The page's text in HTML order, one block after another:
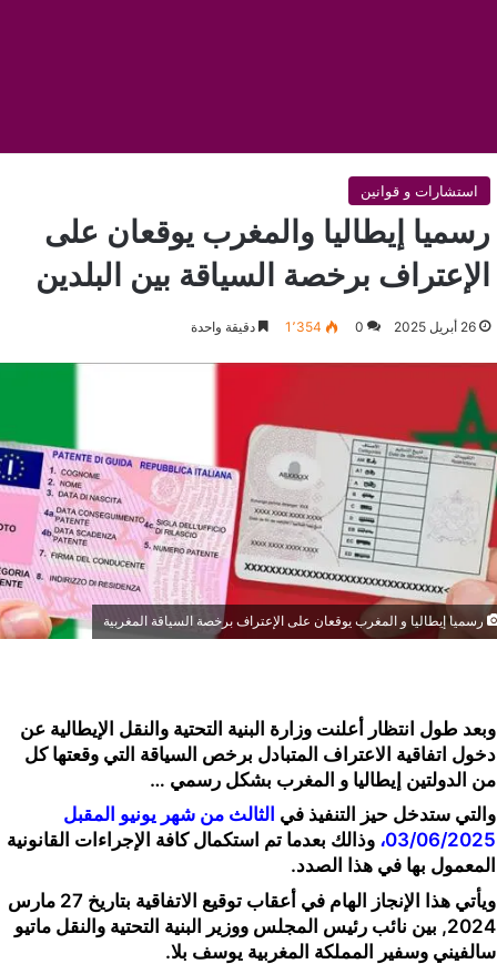
استشارات و قوانين
رسميا إيطاليا والمغرب يوقعان على
الإعتراف برخصة السياقة بين البلدين
26 أبريل 2025 0 1٬354 دقيقة واحدة
رسميا إيطاليا و المغرب يوقعان على الإعتراف برخصة السياقة المغربية
وبعد طول انتظار أعلنت وزارة البنية التحتية والنقل الإيطالية عن
دخول اتفاقية الاعتراف المتبادل برخص السياقة التي وقعتها كل
من الدولتين إيطاليا و المغرب بشكل رسمي …
والتي ستدخل حيز التنفيذ في الثالث من شهر يونيو المقبل
03/06/2025، وذالك بعدما تم استكمال كافة الإجراءات القانونية
المعمول بها في هذا الصدد.
ويأتي هذا الإنجاز الهام في أعقاب توقيع الاتفاقية بتاريخ 27 مارس
2024, بين نائب رئيس المجلس ووزير البنية التحتية والنقل ماتيو
سالفيني وسفير المملكة المغربية يوسف بلا.